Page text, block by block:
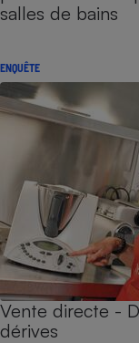
salles de bains
ENQUÊTE
Vente directe -
dérives